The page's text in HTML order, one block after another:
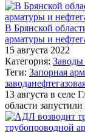
В Брянской
арматуры и
15 августа 2022
Категория: Заводы
Теги: Запорная
завода
13 августа в селе
области запустили